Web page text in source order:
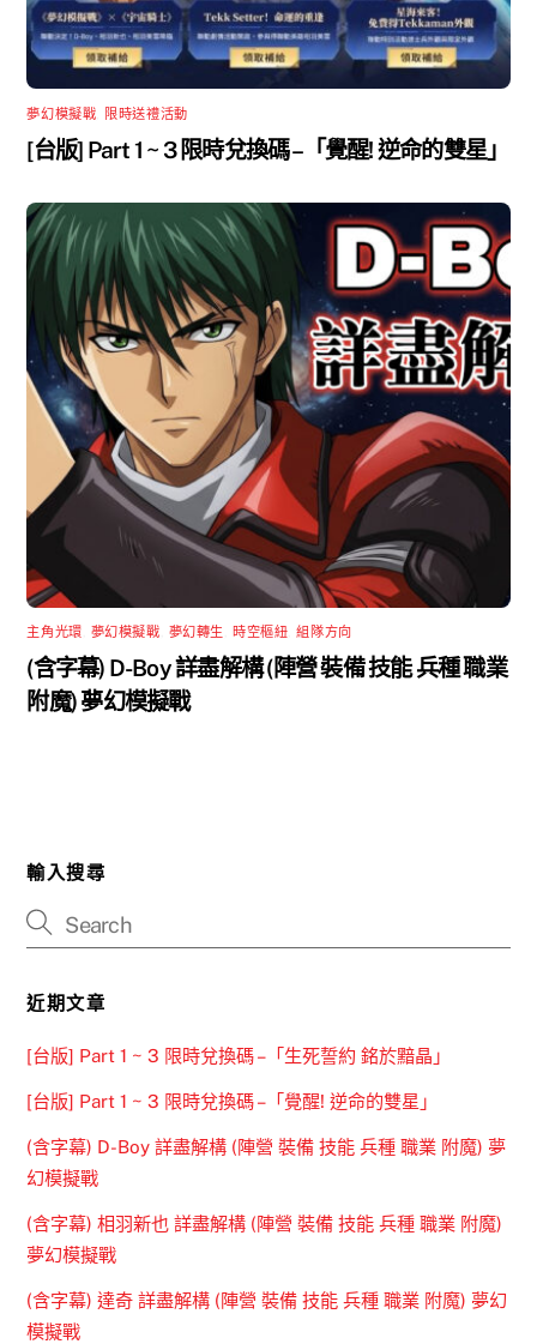
夢幻模擬戰 限時送禮活動
[台版] Part 1 ~ 3 限時兌換碼 –「覺醒! 逆命的雙星」
主角光環 夢幻模擬戰 夢幻轉生 時空樞紐 ,組隊方向
(含字幕) D-Boy 詳盡解構 (陣營 裝備 技能 兵種 職業
附魔) 夢幻模擬戰
輸入搜尋
近期文章
[台版] Part 1 ~ 3 限時兌換碼 –「生死誓約 銘於黯晶」
[台版] Part 1 ~ 3 限時兌換碼 –「覺醒! 逆命的雙星」
(含字幕) D-Boy 詳盡解構 (陣營 裝備 技能 兵種 職業 附魔) 夢
幻模擬戰
(含字幕) 相羽新也 詳盡解構 (陣營 裝備 技能 兵種 職業 附魔)
夢幻模擬戰
(含字幕) 達奇 詳盡解構 (陣營 裝備 技能 兵種 職業 附魔) 夢幻
模擬戰